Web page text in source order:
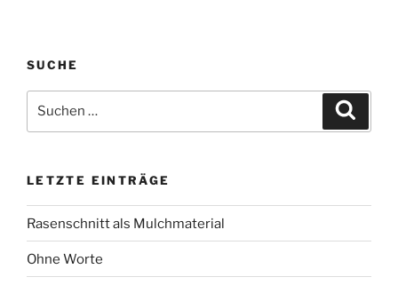
SUCHE
nach:
LETZTE EINTRÄGE
Rasenschnitt als Mulchmaterial
Ohne Worte